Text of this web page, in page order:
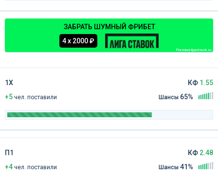
ЗАБРАТЬ ШУМНЫЙ ФРИБЕТ
4 х 2000 ₽
Реклама ligastavok.ru
1Х
+5 чел. поставили
КФ 1.55
Шансы 65%
П1
+4 чел. поставили
КФ 2.48
Шансы 41%